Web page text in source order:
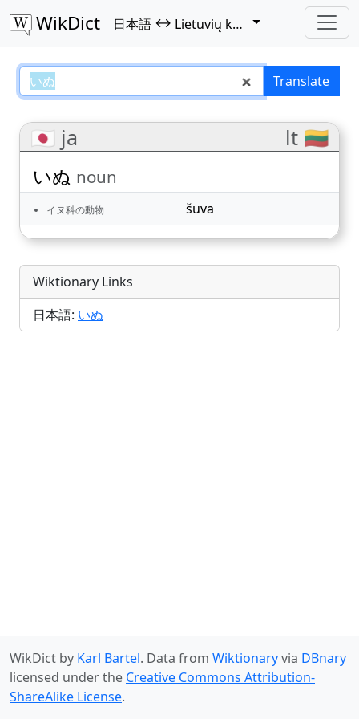
WikDict 日本語↔ Lietuvių kalba
いぬ – 日本語–Lietuvių kalba
Translate
🇯🇵 ja lt 🇱🇹
いぬ noun
イヌ科の動物 šuva
Wiktionary Links
日本語: いぬ
WikDict by Karl Bartel. Data from Wiktionaryvia DBnary
licensed under the Creative Commons Attribution-
ShareAlike License.